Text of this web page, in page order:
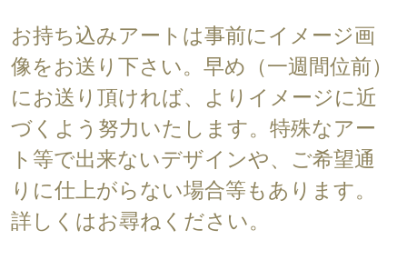
お持ち込みアートは事前にイメージ画
像をお送り下さい。早め（一週間位前）
にお送り頂ければ、よりイメージに近
づくよう努力いたします。特殊なアー
ト等で出来ないデザインや、ご希望通
りに仕上がらない場合等もあります。
詳しくはお尋ねください。